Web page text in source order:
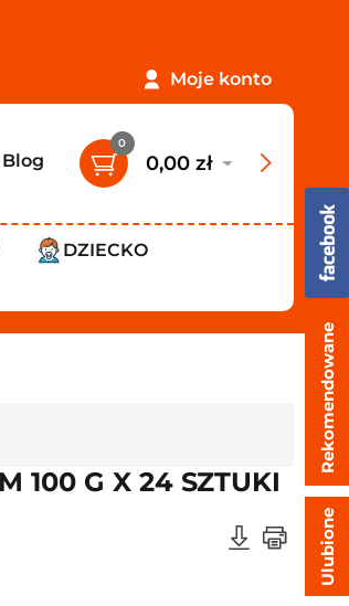
Moje konto
Blog
0
0,00 zł
DZIECKO
100 G X 24 SZTUKI
Rekomendowane
Ulubione